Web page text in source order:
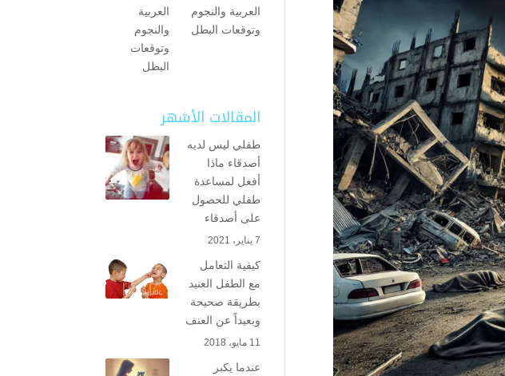
العربية والنجوم
وتوقعات البطل
المقالات الأشهر
طفلي ليس لديه
أصدقاء ماذا
أفعل لمساعدة
طفلي للحصول
على أصدقاء
7 يناير، 2021
كيفية التعامل
مع الطفل العنيد
بطريقة صحيحة
وبعيداً عن العنف
11 مايو، 2018
عندما يكبر